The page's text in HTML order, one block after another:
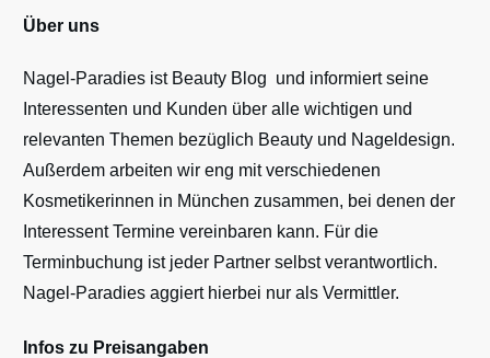
Über uns
Nagel-Paradies ist Beauty Blog und informiert seine
Interessenten und Kunden über alle wichtigen und
relevanten Themen bezüglich Beauty und Nageldesign.
Außerdem arbeiten wir eng mit verschiedenen
Kosmetikerinnen in München zusammen, bei denen der
Interessent Termine vereinbaren kann. Für die
Terminbuchung ist jeder Partner selbst verantwortlich.
Nagel-Paradies aggiert hierbei nur als Vermittler.
Infos zu Preisangaben